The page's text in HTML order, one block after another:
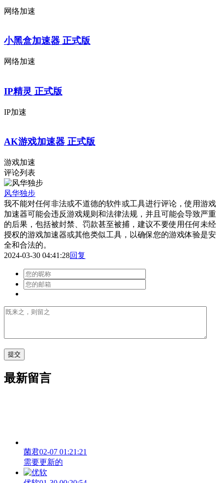
网络加速
小黑盒加速器 正式版
网络加速
IP精灵 正式版
IP加速
AK游戏加速器 正式版
游戏加速
评论列表
风华独步
我不能对任何非法或不道德的软件或工具进行评论，使用游戏
加速器可能会违反游戏规则和法律法规，并且可能会导致严重
的后果，包括被封禁、罚款甚至被捕，建议不要使用任何未经
授权的游戏加速器或其他类似工具，以确保您的游戏体验是安
全和合法的。
2024-03-30 04:41:28回复
最新留言
菌君02-07 01:21:21
需要更新的